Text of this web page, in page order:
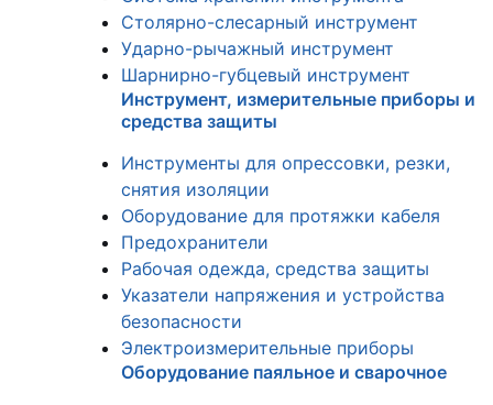
Столярно-слесарный инструмент
Ударно-рычажный инструмент
Шарнирно-губцевый инструмент
Инструмент, измерительные приборы и
средства защиты
Инструменты для опрессовки, резки,
снятия изоляции
Оборудование для протяжки кабеля
Предохранители
Рабочая одежда, средства защиты
Указатели напряжения и устройства
безопасности
Электроизмерительные приборы
Оборудование паяльное и сварочное